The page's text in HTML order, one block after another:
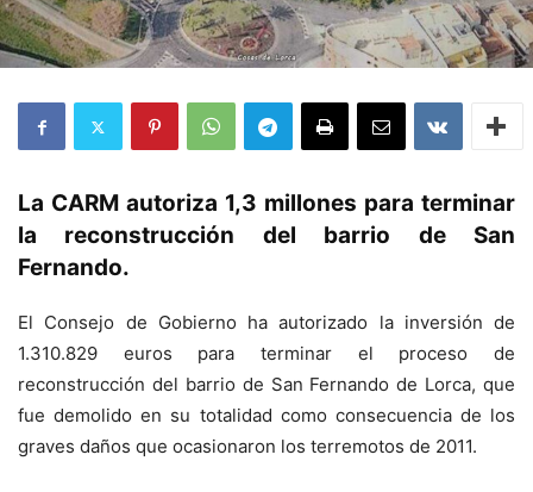
La CARM autoriza 1,3 millones para terminar
la reconstrucción del barrio de San
Fernando.
El Consejo de Gobierno ha autorizado la inversión de
1.310.829 euros para terminar el proceso de
reconstrucción del barrio de San Fernando de Lorca, que
fue demolido en su totalidad como consecuencia de los
graves daños que ocasionaron los terremotos de 2011.